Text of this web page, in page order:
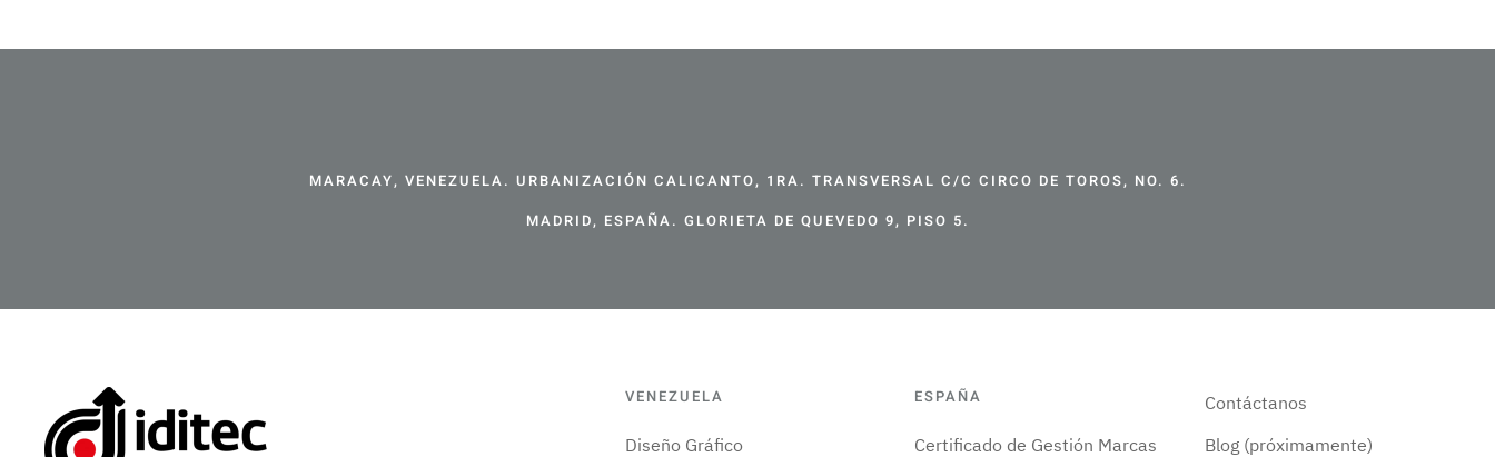
MARACAY, VENEZUELA. URBANIZACIÓN CALICANTO, 1RA. TRANSVERSAL C/C CIRCO DE TOROS, NO. 6.
MADRID, ESPAÑA. GLORIETA DE QUEVEDO 9, PISO 5.
VENEZUELA
Diseño Gráfico
ESPAÑA
Certificado de Gestión Marcas
Contáctanos
Blog (próximamente)